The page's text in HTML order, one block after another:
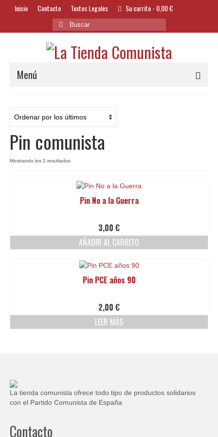
Inicio Contacto Textos Legales Su carrito- 0,00€
Buscar
por:
Menú
Bazar
Textil y Accesorios
Bordados
Pin comunista
Mostrando los 2 resultadosOrdenado
últimos
Pin No a la Guerra
3,00 €
AÑADIR AL CARRITO
Pin PCE años 90
2,00 €
LEER MÁS
La tienda comunista ofrece todo tipo de productos solidarios
con el Partido Comunista de España
Contacto